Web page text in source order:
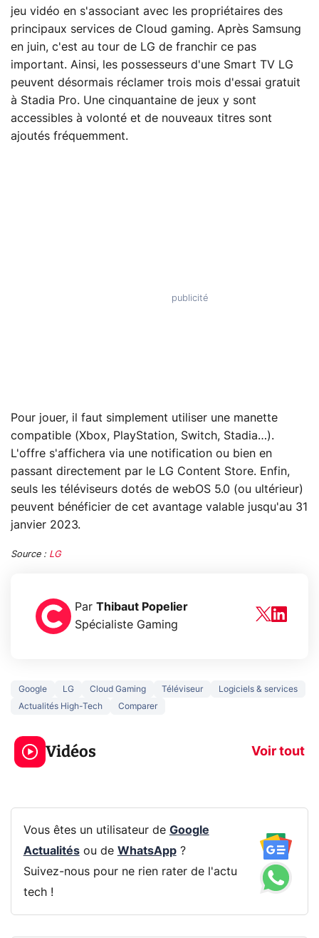
jeu vidéo en s'associant avec les propriétaires des
principaux services de Cloud gaming. Après Samsung
en juin, c'est au tour de LG de franchir ce pas
important. Ainsi, les possesseurs d'une Smart TV LG
peuvent désormais réclamer trois mois d'essai gratuit
à Stadia Pro. Une cinquantaine de jeux y sont
accessibles à volonté et de nouveaux titres sont
ajoutés fréquemment.
Pour jouer, il faut simplement utiliser une manette
compatible (Xbox, PlayStation, Switch, Stadia…).
L'offre s'affichera via une notification ou bien en
passant directement par le LG Content Store. Enfin,
seuls les téléviseurs dotés de webOS 5.0 (ou ultérieur)
peuvent bénéficier de cet avantage valable jusqu'au 31
janvier 2023.
Source : LG
Par Thibaut Popelier
Spécialiste Gaming
Google LG Cloud Gaming Téléviseur
Logiciels & services
Actualités High-Tech
Comparer
Vidéos Voir tout
3 écrans en 1 pour
319€ ? Voici L'AOC
CQ32G4ZA !
prochaine
Vous êtes un utilisateur de Google
Actualitésou de WhatsApp?
Suivez-nous pour ne rien rater de l'actu
tech !